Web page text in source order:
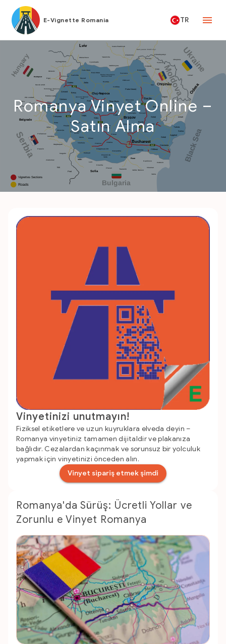
E-Vignette Romania TR
Romanya Vinyet Online –
Satın Alma
Vinyetinizi unutmayın!
Fiziksel etiketlere ve uzun kuyruklara elveda deyin –
Romanya vinyetiniz tamamen dijitaldir ve plakanıza
bağlıdır. Cezalardan kaçınmak ve sorunsuz bir yolculuk
yapmak için vinyetinizi önceden alın.
Vinyet sipariş etmek şimdi
Romanya'da Sürüş: Ücretli Yollar ve
Zorunlu e Vinyet Romanya